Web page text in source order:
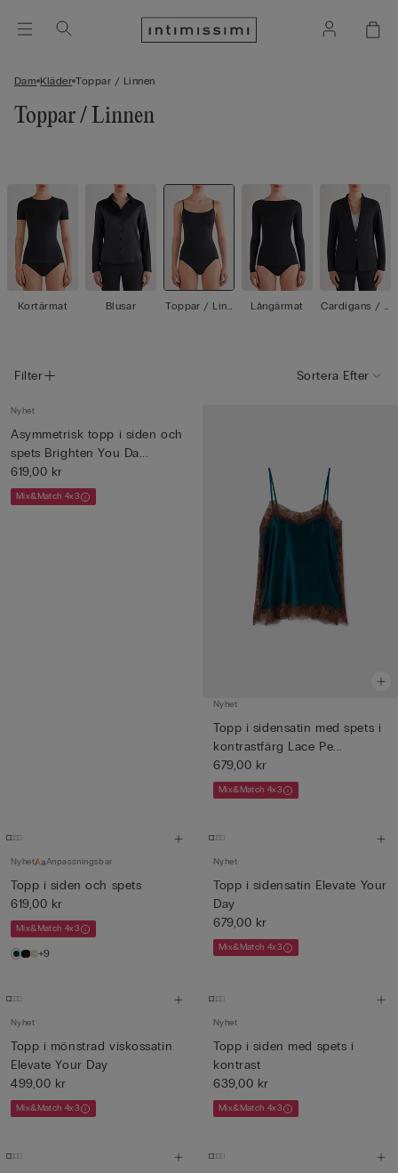
Dam Kläder Toppar / Linnen
Toppar / Linnen
Kortärmat Blusar
Toppar / Linn
Långärmat
Cardigans / J
Filter Sortera Efter
Nyhet
Asymmetrisk topp i siden och
spets Brighten You Da...
619,00 kr
Mix&Match 4x3
Nyhet
Topp i sidensatin med spets i
kontrastfärg Lace Pe...
679,00 kr
Mix&Match 4x3
Nyhet Anpassningsbar
Topp i siden och spets
619,00 kr
Mix&Match 4x3
+9
Nyhet
Topp i sidensatin Elevate Your
Day
679,00 kr
Mix&Match 4x3
Nyhet
Topp i mönstrad viskossatin
Elevate Your Day
499,00 kr
Mix&Match 4x3
Nyhet
Topp i siden med spets i
kontrast
639,00 kr
Mix&Match 4x3